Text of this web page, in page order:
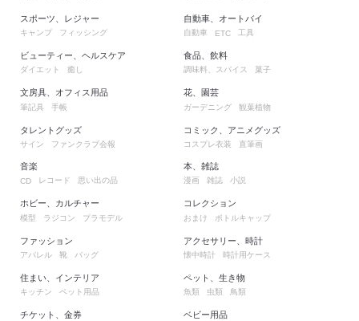
スポーツ、レジャー
キャンプ フィッシング
ビューティー、ヘルスケア
ダイエット 癒し
文房具、オフィス用品
筆記具 手帳
タレントグッズ
サイン ファンクラブ会報
自動車、オートバイ
自動車 ETC 工具
食品、飲料
調味料、スパイス 菓子
花、園芸
ガーデニング 観葉植物
コミック、アニメグッズ
コスプレ衣装 直筆画
音楽
CD レコード 思い出の品
ホビー、カルチャー
模型 ラジコン プラモデル
ファッション
アパレル 靴 バッグ
住まい、インテリア
キッチン ペット用品
チケット、金券
本、雑誌
漫画 雑誌 小説
コレクション
おまけ ボトルキャップ
アクセサリー、時計
懐中時計 時計用ケース
ペット、生き物
魚類 虫類 鳥類
ベビー用品